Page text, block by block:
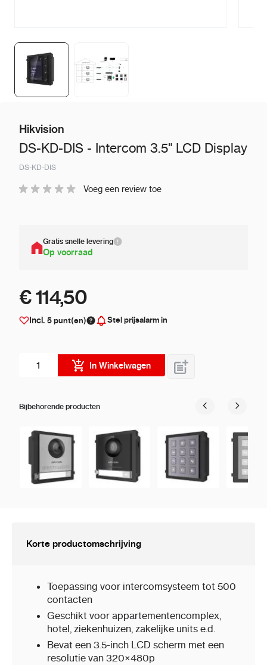
Hikvision
DS-KD-DIS - Intercom 3.5" LCD Display
DS-KD-DIS
Voeg een review toe
Gratis snelle levering
Op voorraad
€ 114,50
Incl. 5punt(en) Stel prijsalarm in
In Winkelwagen
Bijbehorende producten
Korte productomschrijving
Toepassing voor intercomsysteem tot 500
contacten
Geschikt voor appartementencomplex,
hotel, ziekenhuizen, zakelijke units e.d.
Bevat een 3.5-inch LCD scherm met een
resolutie van 320×480p